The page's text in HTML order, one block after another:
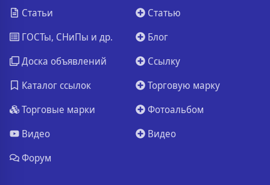
Статьи
ГОСТы, СНиПы и др.
Доска объявлений
Каталог ссылок
Торговые марки
Видео
Форум
Статью
Блог
Ссылку
Торговую марку
Фотоальбом
Видео